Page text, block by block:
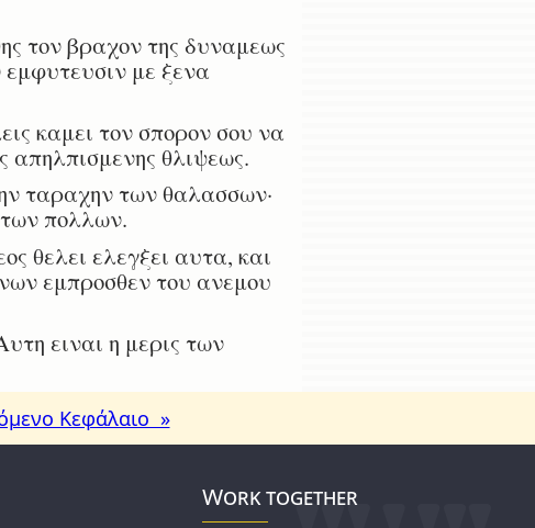
τον βραχον της δυναμεως
εμφυτευσιν με ξενα
καμει τον σπορον σου να
απηλπισμενης θλιψεως.
ταραχην των θαλασσων·
πολλων.
θελει ελεγξει αυτα, και
εμπροσθεν του ανεμου
ειναι η μερις των
Κεφάλαιο »
Work together